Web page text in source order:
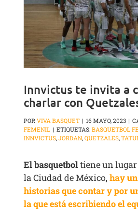
Innvictus te invita a
charlar con
PORVIVA BASQUET | 16 MAYO, 2023 |
FEMENIL | ETIQUETAS:BASQUETBOL
INNVICTUS,JORDAN,QUETZALES,
El basquetboltiene un
la Ciudad de México,hay
historias que contar y por
la que está escribiendo el